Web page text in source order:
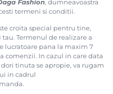
Fashion, dumneavoastra
termeni si conditii.
croita special pentru tine,
Termenul de realizare a
lucratoare pana la maxim 7
comenzii. In cazul in care data
tinuta se apropie, va rugam
in cadrul